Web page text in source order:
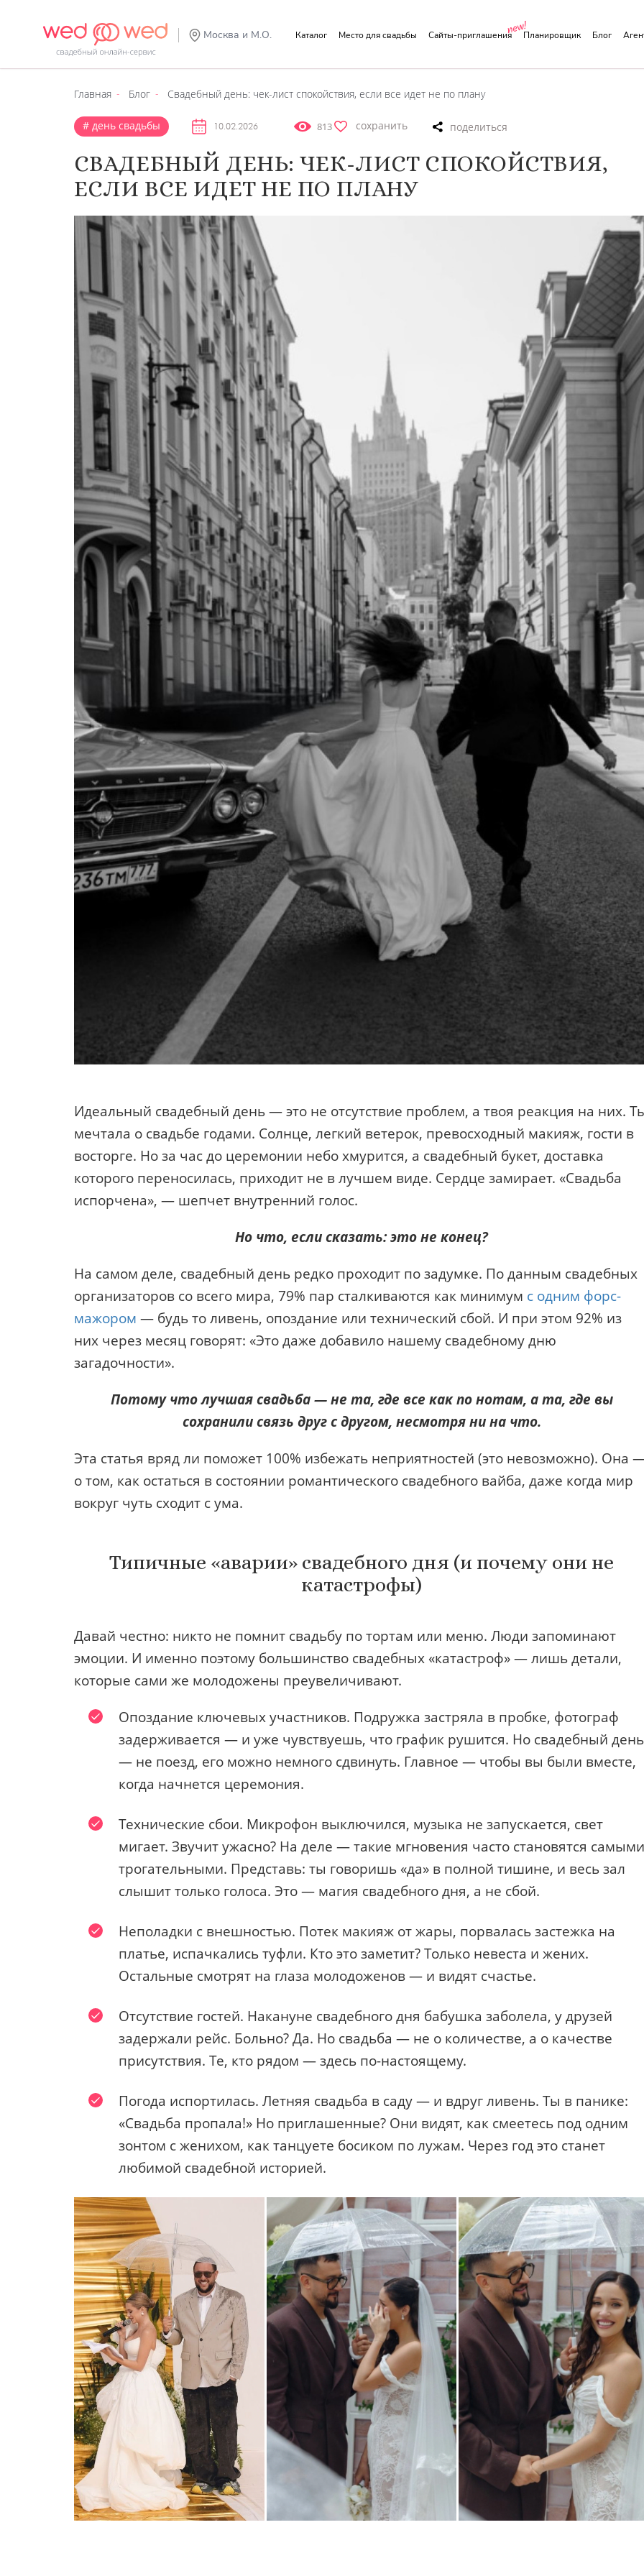
Москва и М.О. Каталог Место для свадьбы Сайты-приглашения Планировщик Блог
Главная Блог Свадебный день: чек-лист спокойствия, если все идет не по плану
день свадьбы 10.02.2026 813 сохранить
СВАДЕБНЫЙ ДЕНЬ: ЧЕК-ЛИСТ СПОКОЙСТВИЯ,
ЕСЛИ ВСЕ ИДЕТ НЕ ПО ПЛАНУ
Идеальный свадебный день — это не отсутствие проблем, а твоя реакция на них.
мечтала о свадьбе годами. Солнце, легкий ветерок, превосходный макияж, гости в
восторге. Но за час до церемонии небо хмурится, а свадебный букет, доставка
которого переносилась, приходит не в лучшем виде. Сердце замирает. «Свадьба
испорчена», — шепчет внутренний голос.
Но что, если сказать: это не конец?
На самом деле, свадебный день редко проходит по задумке. По данным свадебных
организаторов со всего мира, 79% пар сталкиваются как минимум с одним форс-
мажором — будь то ливень, опоздание или технический сбой. И при этом 92% из
них через месяц говорят: «Это даже добавило нашему свадебному дню
загадочности».
Потому что лучшая свадьба — не та, где все как по нотам, а та, где вы
сохранили связь друг с другом, несмотря ни на что.
Эта статья вряд ли поможет 100% избежать неприятностей (это невозможно). Она
о том, как остаться в состоянии романтического свадебного вайба, даже когда мир
вокруг чуть сходит с ума.
Типичные «аварии» свадебного дня (и почему они не
катастрофы)
Давай честно: никто не помнит свадьбу по тортам или меню. Люди запоминают
эмоции. И именно поэтому большинство свадебных «катастроф» — лишь детали,
которые сами же молодожены преувеличивают.
Опоздание ключевых участников. Подружка застряла в пробке, фотограф
задерживается — и уже чувствуешь, что график рушится. Но свадебный день
— не поезд, его можно немного сдвинуть. Главное — чтобы вы были вместе,
когда начнется церемония.
Технические сбои. Микрофон выключился, музыка не запускается, свет
мигает. Звучит ужасно? На деле — такие мгновения часто становятся самыми
трогательными. Представь: ты говоришь «да» в полной тишине, и весь зал
слышит только голоса. Это — магия свадебного дня, а не сбой.
Неполадки с внешностью. Потек макияж от жары, порвалась застежка на
платье, испачкались туфли. Кто это заметит? Только невеста и жених.
Остальные смотрят на глаза молодоженов — и видят счастье.
Отсутствие гостей. Накануне свадебного дня бабушка заболела, у друзей
задержали рейс. Больно? Да. Но свадьба — не о количестве, а о качестве
присутствия. Те, кто рядом — здесь по-настоящему.
Погода испортилась. Летняя свадьба в саду — и вдруг ливень. Ты в панике:
«Свадьба пропала!» Но приглашенные? Они видят, как смеетесь под одним
зонтом с женихом, как танцуете босиком по лужам. Через год это станет
любимой свадебной историей.